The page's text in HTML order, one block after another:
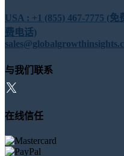
USA : +1 (855) 467-7775 (免
费电话)
与我们联系
在线信任